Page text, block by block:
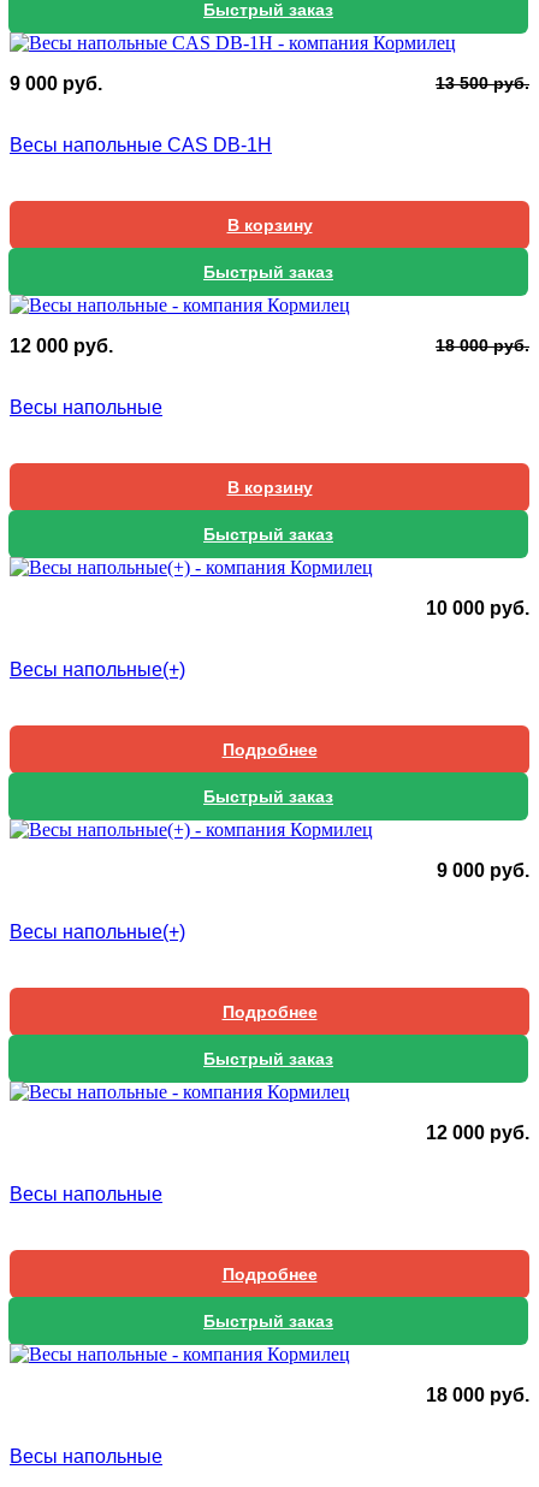
Быстрый заказ
13 500руб.
9 000 руб.
Весы напольные CAS DB-1H
В корзину
Быстрый заказ
18 000руб.
12 000 руб.
Весы напольные
В корзину
Быстрый заказ
10 000 руб.
Весы напольные(+)
Подробнее
Быстрый заказ
9 000 руб.
Весы напольные(+)
Подробнее
Быстрый заказ
12 000 руб.
Весы напольные
Подробнее
Быстрый заказ
18 000 руб.
Весы напольные